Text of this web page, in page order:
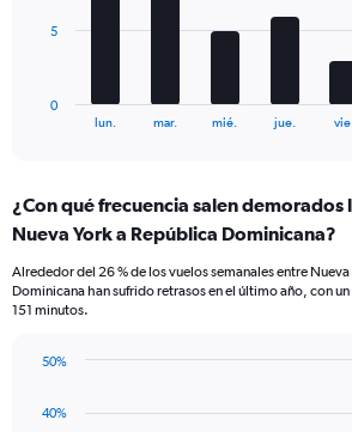
and
The
Range:
7
The
chart
displaying
lun. mar. mié. jue. vie.
0
5
¿Con qué frecuencia salen demorados
Nueva York a República Dominicana?
Alrededor del 26 % de los vuelos semanales entre
Dominicana han sufrido retrasos en el último año, con
151 minutos.
with
40%
50%